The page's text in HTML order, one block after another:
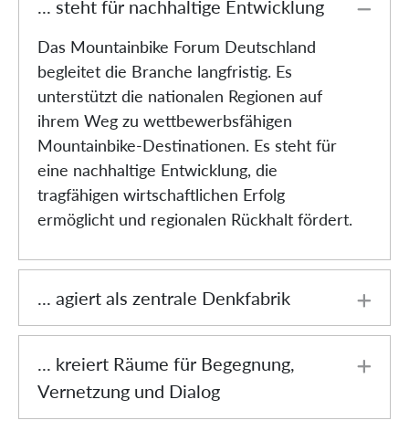
Das MTB Forum
Deutschland ...